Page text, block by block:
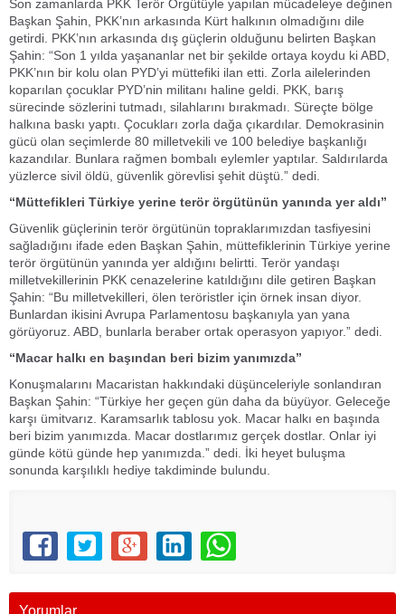
Son zamanlarda PKK Terör Örgütüyle yapılan mücadeleye değinen
Başkan Şahin, PKK’nın arkasında Kürt halkının olmadığını dile
getirdi. PKK’nın arkasında dış güçlerin olduğunu belirten Başkan
Şahin: “Son 1 yılda yaşananlar net bir şekilde ortaya koydu ki ABD,
PKK’nın bir kolu olan PYD’yi müttefiki ilan etti. Zorla ailelerinden
koparılan çocuklar PYD’nin militanı haline geldi. PKK, barış
sürecinde sözlerini tutmadı, silahlarını bırakmadı. Süreçte bölge
halkına baskı yaptı. Çocukları zorla dağa çıkardılar. Demokrasinin
gücü olan seçimlerde 80 milletvekili ve 100 belediye başkanlığı
kazandılar. Bunlara rağmen bombalı eylemler yaptılar. Saldırılarda
yüzlerce sivil öldü, güvenlik görevlisi şehit düştü.” dedi.
“Müttefikleri Türkiye yerine terör örgütünün yanında yer aldı”
Güvenlik güçlerinin terör örgütünün topraklarımızdan tasfiyesini
sağladığını ifade eden Başkan Şahin, müttefiklerinin Türkiye yerine
terör örgütünün yanında yer aldığını belirtti. Terör yandaşı
milletvekillerinin PKK cenazelerine katıldığını dile getiren Başkan
Şahin: “Bu milletvekilleri, ölen teröristler için örnek insan diyor.
Bunlardan ikisini Avrupa Parlamentosu başkanıyla yan yana
görüyoruz. ABD, bunlarla beraber ortak operasyon yapıyor.” dedi.
“Macar halkı en başından beri bizim yanımızda”
Konuşmalarını Macaristan hakkındaki düşünceleriyle sonlandıran
Başkan Şahin: “Türkiye her geçen gün daha da büyüyor. Geleceğe
karşı ümitvarız. Karamsarlık tablosu yok. Macar halkı en başında
beri bizim yanımızda. Macar dostlarımız gerçek dostlar. Onlar iyi
günde kötü günde hep yanımızda.” dedi. İki heyet buluşma
sonunda karşılıklı hediye takdiminde bulundu.
Yorumlar